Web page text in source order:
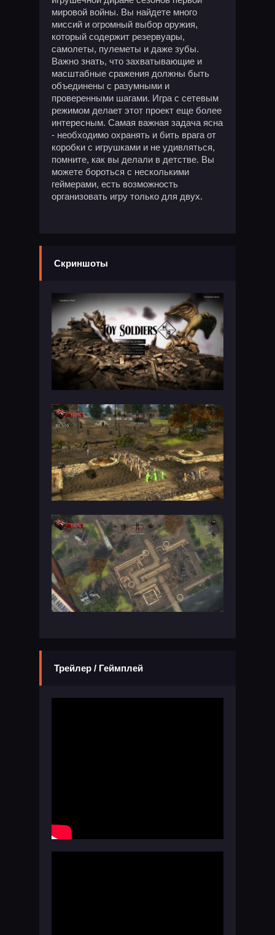
мировой войны. Вы найдете много
миссий и огромный выбор оружия,
который содержит резервуары,
самолеты, пулеметы и даже зубы.
Важно знать, что захватывающие и
масштабные сражения должны быть
объединены с разумными и
проверенными шагами. Игра с сетевым
режимом делает этот проект еще более
интересным. Самая важная задача ясна
- необходимо охранять и бить врага от
коробки с игрушками и не удивляться,
помните, как вы делали в детстве. Вы
можете бороться с несколькими
геймерами, есть возможность
организовать игру только для двух.
Скриншоты
Трейлер / Геймплей